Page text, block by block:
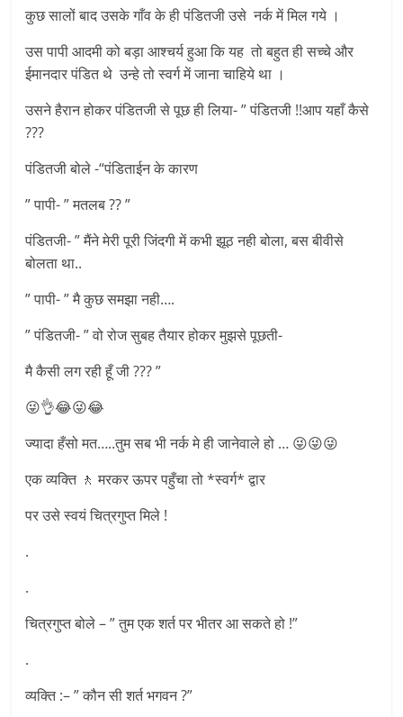
कुछ सालों बाद उसके गाँव के ही पंडितजी उसे नर्क में मिल गये ।
उस पापी आदमी को बड़ा आश्चर्य हुआ कि यह तो बहुत ही सच्चे और
ईमानदार पंडित थे उन्हे तो स्वर्ग में जाना चाहिये था ।
उसने हैरान होकर पंडितजी से पूछ ही लिया- ” पंडितजी !!आप यहाँ कैसे
???
पंडितजी बोले -“पंडिताईन के कारण
” पापी- ” मतलब ?? ”
पंडितजी- ” मैंने मेरी पूरी जिंदगी में कभी झूठ नही बोला, बस बीवीसे
बोलता था..
” पापी- ” मै कुछ समझा नही….
” पंडितजी- ” वो रोज सुबह तैयार होकर मुझसे पूछती-
मै कैसी लग रही हूँ जी ??? ”
😜👌😂😜😂
ज्यादा हँसो मत…..तुम सब भी नर्क मे ही जानेवाले हो … 😜😜😜
एक व्यक्ति 🚶 मरकर ऊपर पहुँचा तो *स्वर्ग* द्वार
पर उसे स्वयं चित्रगुप्त मिले !
.
.
चित्रगुप्त बोले – ” तुम एक शर्त पर भीतर आ सकते हो !”
.
व्यक्ति :– ” कौन सी शर्त भगवन ?”